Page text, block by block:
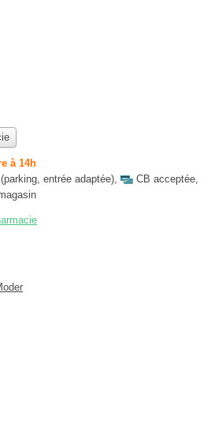
à 14h
(parking, entrée adaptée), CB acceptée,